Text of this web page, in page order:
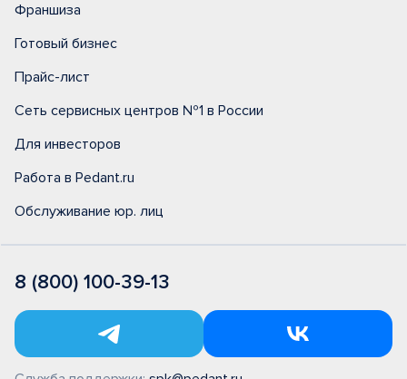
Франшиза
Готовый бизнес
Прайс-лист
Сеть сервисных центров №1 в России
Для инвесторов
Работа в Pedant.ru
Обслуживание юр. лиц
8 (800) 100-39-13